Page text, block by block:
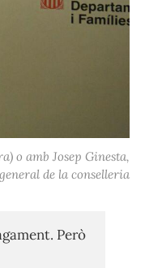
o amb Josep Ginesta,
de la conselleria
Però